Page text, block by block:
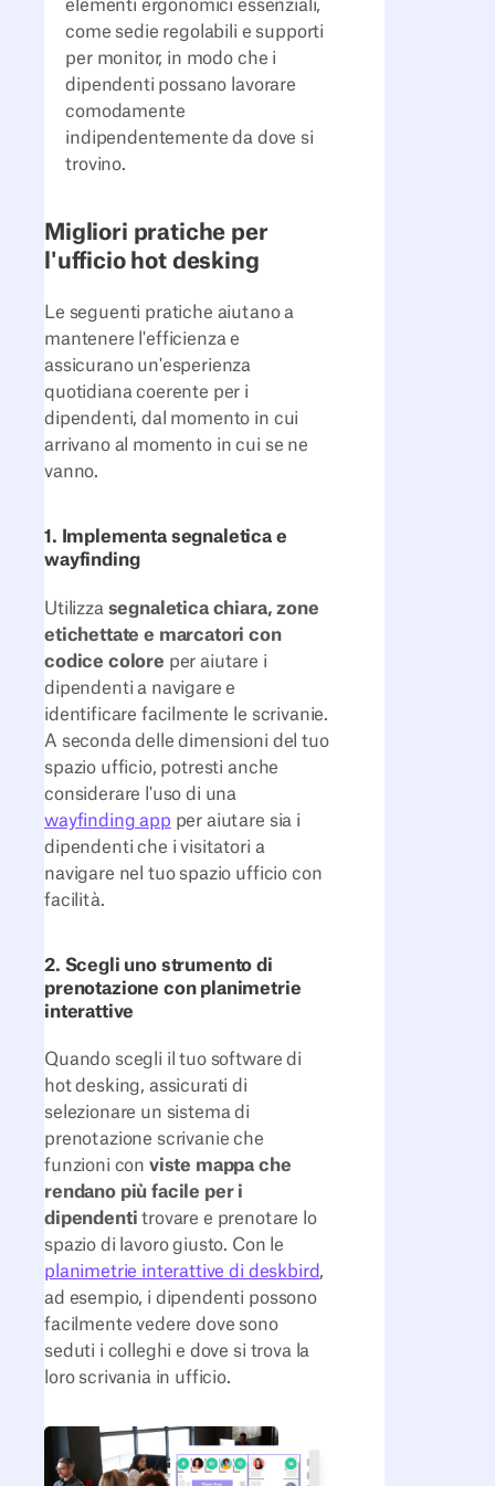
elementi ergonomici essenziali,
come sedie regolabili e supporti
per monitor, in modo che i
dipendenti possano lavorare
comodamente
indipendentemente da dove si
trovino.
Migliori pratiche per
l'ufficio hot desking
Le seguenti pratiche aiutano a
mantenere l'efficienza e
assicurano un'esperienza
quotidiana coerente per i
dipendenti, dal momento in cui
arrivano al momento in cui se ne
vanno.
1. Implementa segnaletica e
wayfinding
Utilizza segnaletica chiara, zone
etichettate e marcatori con
codice colore per aiutare i
dipendenti a navigare e
identificare facilmente le scrivanie.
A seconda delle dimensioni del tuo
spazio ufficio, potresti anche
considerare l'uso di una
wayfinding app per aiutare sia i
dipendenti che i visitatori a
navigare nel tuo spazio ufficio con
facilità.
2. Scegli uno strumento di
prenotazione con planimetrie
interattive
Quando scegli il tuo software di
hot desking, assicurati di
selezionare un sistema di
prenotazione scrivanie che
funzioni con viste mappa che
rendano più facile per i
dipendenti trovare e prenotare lo
spazio di lavoro giusto. Con le
planimetrie interattive di deskbird,
ad esempio, i dipendenti possono
facilmente vedere dove sono
seduti i colleghi e dove si trova la
loro scrivania in ufficio.